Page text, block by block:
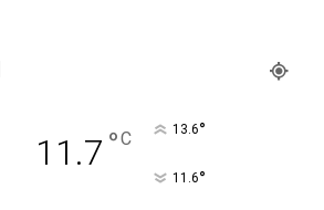
11.7 °C 13.6°
11.6°